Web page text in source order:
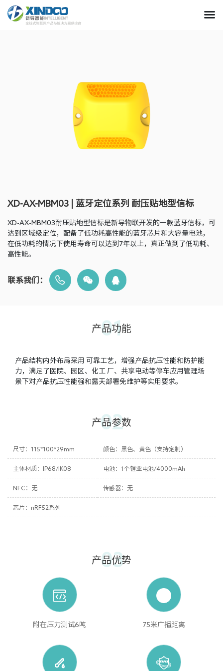
XD-AX-MBM03 | 蓝牙定位系列 耐压贴地型信标
XD-AX-MBM03耐压贴地型信标是新导物联开发的一款蓝牙信标，可
达到区域级定位，配备了低功耗高性能的蓝牙芯片和大容量电池，
在低功耗的情况下使用寿命可以达到7年以上，真正做到了低功耗、
高性能。
联系我们：
产品功能
01
产品结构内外布局采用 可靠工艺，增强产品抗压性能和防护能
力，满足了医院、园区、化工 厂、共享电动等停车应用管理场
景下对产品抗压性能强和露天部署免维护等实用要求。
产品参数
02
尺寸：115*100*29mm 颜色：黑色、黄色（支持定制）
主体材质：IP68/IK08 电池：1个锂亚电池/4000mAh
NFC：无 传感器：无
芯片：nRF52系列
产品优势
03
附在压力测试6吨 75米广播距离